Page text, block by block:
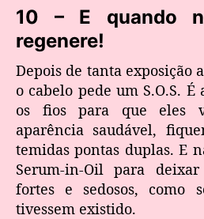
10 – E quando
regenere!
Depois de tanta exposição
o cabelo pede um S.O.S.
os fios para que eles
aparência saudável,
temidas pontas duplas. E
Serum-in-Oil para
fortes e sedosos, como
tivessem existido.